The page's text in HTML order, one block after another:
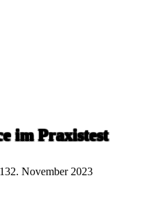
im Praxistest
2. November 2023